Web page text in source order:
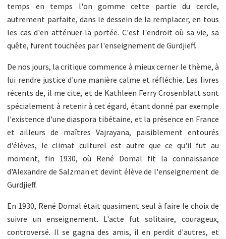
temps en temps l'on gomme cette partie du cercle,
autrement parfaite, dans le dessein de la remplacer, en tous
les cas d'en atténuer la portée. C'est l'endroit où sa vie, sa
quête, furent touchées par l'enseignement de Gurdjieff.
De nos jours, la critique commence à mieux cerner le thème, à
lui rendre justice d'une manière calme et réfléchie. Les livres
récents de, il me cite, et de Kathleen Ferry Crosenblatt sont
spécialement à retenir à cet égard, étant donné par exemple
l'existence d'une diaspora tibétaine, et la présence en France
et ailleurs de maîtres Vajrayana, paisiblement entourés
d'élèves, le climat culturel est autre que ce qu'il fut au
moment, fin 1930, où René Domal fit la connaissance
d'Alexandre de Salzman et devint élève de l'enseignement de
Gurdjieff.
En 1930, René Domal était quasiment seul à faire le choix de
suivre un enseignement. L'acte fut solitaire, courageux,
controversé. Il se gagna des amis, il en perdit d'autres, et